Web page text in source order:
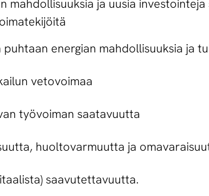
mahdollisuuksia ja uusia
energian mahdollisuuksia ja
vetovoimaa
työvoiman saatavuutta
huoltovarmuutta ja
saavutettavuutta.